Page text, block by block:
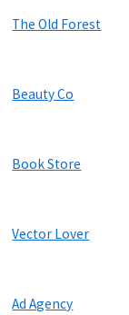
The Old Forest
Beauty Co
Book Store
Vector Lover
Ad Agency